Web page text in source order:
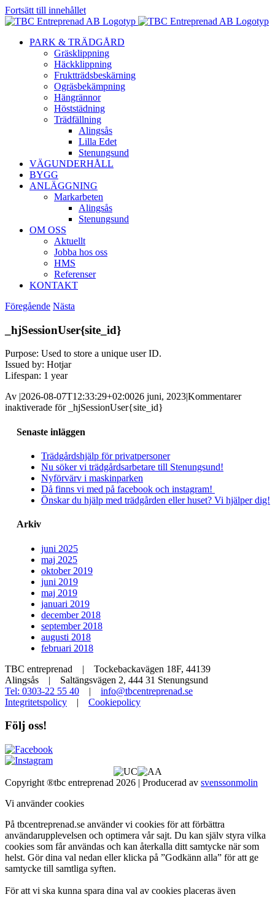
Fortsätt till innehållet
PARK & TRÄDGÅRD
Gräsklippning
Häckklippning
Fruktträdsbeskärning
Ogräsbekämpning
Hängrännor
Höststädning
Trädfällning
Alingsås
Lilla Edet
Stenungsund
VÄGUNDERHÅLL
BYGG
ANLÄGGNING
Markarbeten
Alingsås
Stenungsund
OM OSS
Aktuellt
Jobba hos oss
HMS
Referenser
KONTAKT
Föregående Nästa
_hjSessionUser{site_id}
Purpose: Used to store a unique user ID.
Issued by: Hotjar
Lifespan: 1 year
Av |2026-08-07T12:33:29+02:0026 juni, 2023|Kommentarer
inaktiverade för _hjSessionUser{site_id}
Senaste inläggen
Trädgårdshjälp för privatpersoner
Nu söker vi trädgårdsarbetare till Stenungsund!
Nyförvärv i maskinparken
Då finns vi med på facebook och instagram!
Önskar du hjälp med trädgården eller huset? Vi hjälper dig!
Arkiv
juni 2025
maj 2025
oktober 2019
juni 2019
maj 2019
januari 2019
december 2018
september 2018
augusti 2018
februari 2018
TBC entreprenad | Tockebackavägen 18F, 44139
Alingsås | Saltängsvägen 2, 444 31 Stenungsund
Tel: 0303-22 55 40 | info@tbcentreprenad.se
Integritetspolicy | Cookiepolicy
Följ oss!
Copyright ®tbc entreprenad 2026 | Producerad av svenssonmolin
Vi använder cookies
På tbcentreprenad.se använder vi cookies för att förbättra
användarupplevelsen och optimera vår sajt. Du kan själv styra vilka
cookies som får användas och kan återkalla ditt samtycke när som
helst. Gör dina val nedan eller klicka på ”Godkänn alla” för att ge
samtycke till samtliga syften.
För att vi ska kunna spara dina val av cookies placeras även